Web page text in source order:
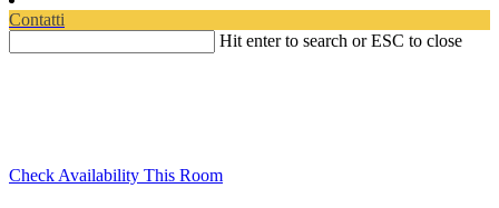
Contatti
Hit enter to search or ESC to close
Check Availability This Room